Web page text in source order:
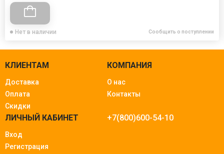
Нет в наличии Сообщить о поступлении
КЛИЕНТАМ
Доставка
Оплата
Скидки
КОМПАНИЯ
О нас
Контакты
ЛИЧНЫЙ КАБИНЕТ
Вход
Регистрация
+7(800)600-54-10